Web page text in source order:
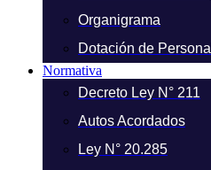
Organigrama
Dotación de Personal
Normativa
Decreto Ley N° 211
Autos Acordados
Ley N° 20.285